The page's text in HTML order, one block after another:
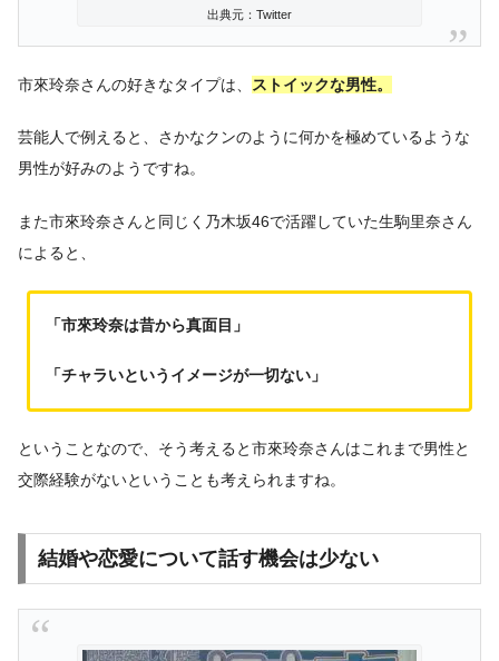
出典元：Twitter
市來玲奈さんの好きなタイプは、 ストイックな男性。
芸能人で例えると、さかなクンのように何かを極めているような
男性が好みのようですね。
また市來玲奈さんと同じく乃木坂46で活躍していた生駒里奈さん
によると、
「市來玲奈は昔から真面目」
「チャラいというイメージが一切ない」
ということなので、そう考えると市來玲奈さんはこれまで男性と
交際経験がないということも考えられますね。
結婚や恋愛について話す機会は少ない